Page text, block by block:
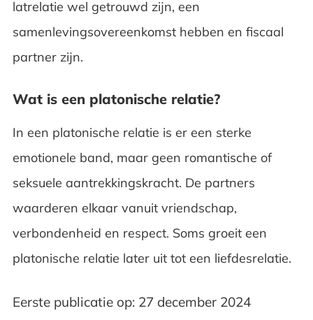
latrelatie wel getrouwd zijn, een
samenlevingsovereenkomst hebben en fiscaal
partner zijn.
Wat is een platonische relatie?
In een platonische relatie is er een sterke
emotionele band, maar geen romantische of
seksuele aantrekkingskracht. De partners
waarderen elkaar vanuit vriendschap,
verbondenheid en respect. Soms groeit een
platonische relatie later uit tot een liefdesrelatie.
Eerste publicatie op: 27 december 2024